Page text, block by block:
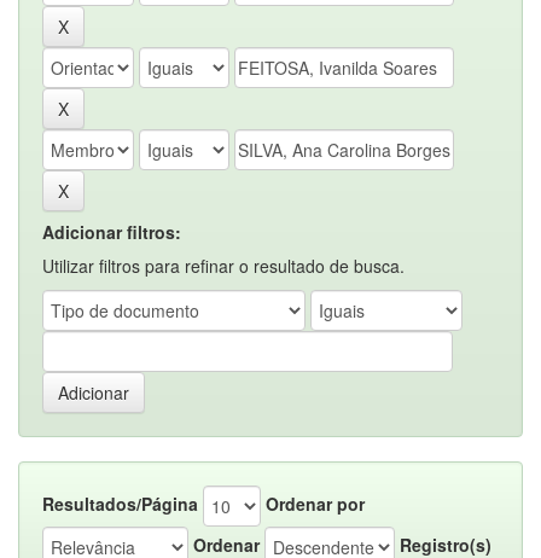
Adicionar filtros:
Utilizar filtros para refinar o resultado de busca.
Resultados/Página
Ordenar por
Ordenar
Registro(s)